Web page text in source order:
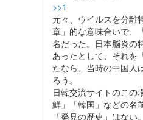
>>1
元々、ウイルスを分離
章」的な意味合いで、
名だった。日本脳炎の
あったとして、それを
たなら、当時の中国人
ろう。
日韓交流サイトのこの
鮮」「韓国」などの名
「発見の歴史」はな